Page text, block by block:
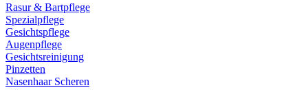
Rasur & Bartpflege
Spezialpflege
Gesichtspflege
Augenpflege
Gesichtsreinigung
Pinzetten
Nasenhaar Scheren